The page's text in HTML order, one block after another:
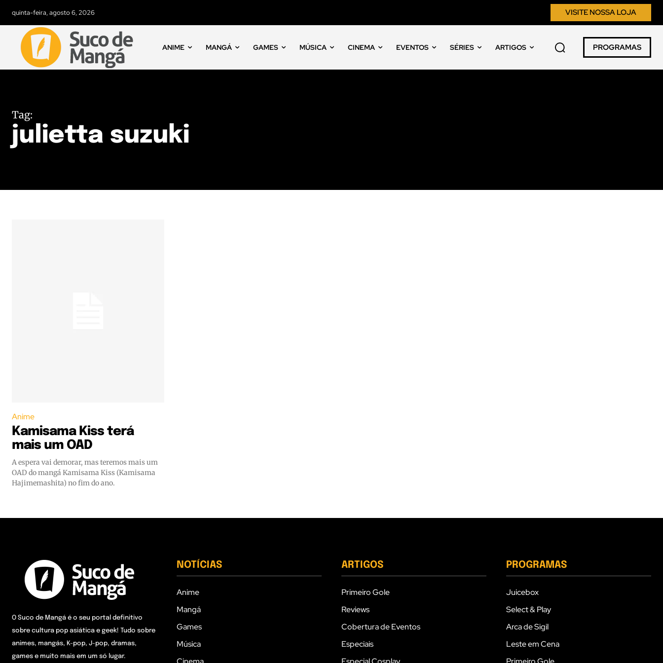
quinta-feira, agosto 6, 2026 VISITE NOSSA LOJA
ANIME MANGÁ GAMES MÚSICA CINEMA EVENTOS SÉRIES ARTIGOS PROGRAMAS
Tag:
julietta suzuki
Anime
Kamisama Kiss terá
mais um OAD
A espera vai demorar, mas teremos mais um
OAD do mangá Kamisama Kiss (Kamisama
Hajimemashita) no fim do ano.
O Suco de Mangá é o seu portal definitivo
sobre cultura pop asiática e geek! Tudo sobre
animes, mangás, K-pop, J-pop, dramas,
games e muito mais em um só lugar.
NOTÍCIAS
Anime
Mangá
Games
Música
ARTIGOS
Primeiro Gole
Reviews
Cobertura de Eventos
Especiais
PROGRAMAS
Juicebox
Select & Play
Arca de Sigil
Leste em Cena